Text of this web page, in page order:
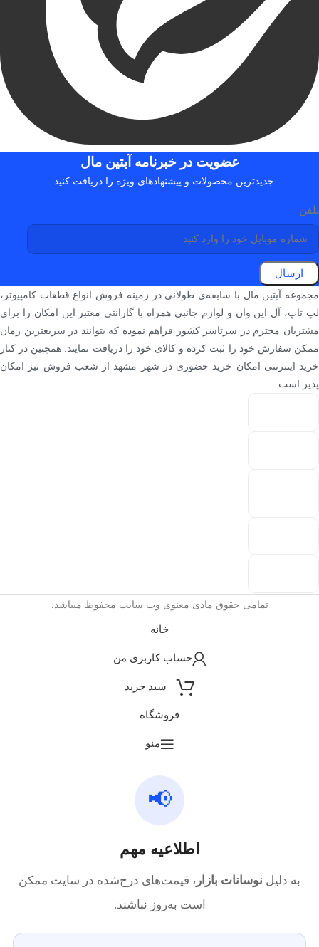
عضویت در خبرنامه آبتین مال
جدیدترین محصولات و پیشنهادهای ویژه را دریافت کنید...
تلفن
ارسال
مجموعه آبتین مال با سابقه‌ی طولانی در زمینه فروش انواع قطعات کامپیوتر،
لپ تاپ، آل این وان و لوازم جانبی همراه با گارانتی معتبر این امکان را برای
مشتریان محترم در سرتاسر کشور فراهم نموده که بتوانند در سریعترین زمان
ممکن سفارش خود را ثبت کرده و کالای خود را دریافت نمایند. همچنین در کنار
خرید اینترنتی امکان خرید حضوری در شهر مشهد از شعب فروش نیز امکان
پذیر است.
تمامی حقوق مادی معنوی وب سایت محفوظ میباشد.
خانه
حساب کاربری من
سبد خرید
فروشگاه
منو
📢
اطلاعیه مهم
به دلیل نوسانات بازار ، قیمت‌های درج‌شده در سایت ممکن
است به‌روز نباشند.